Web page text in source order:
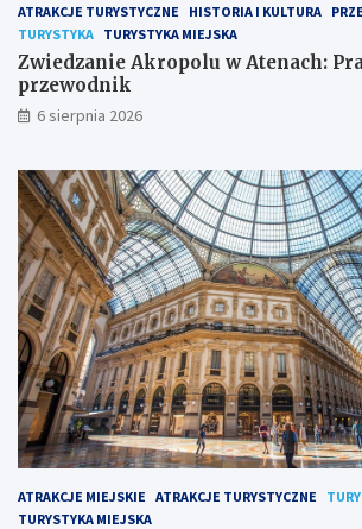
ATRAKCJE TURYSTYCZNE HISTORIA I KULTURA
TURYSTYKA TURYSTYKA MIEJSKA
Zwiedzanie Akropolu w Atenach:
przewodnik
6 sierpnia 2026
ATRAKCJE MIEJSKIE ATRAKCJE TURYSTYCZNE
TURYSTYKA MIEJSKA